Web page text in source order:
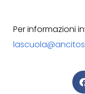
Per informazioni